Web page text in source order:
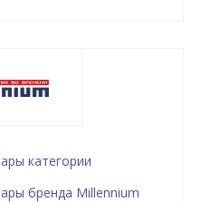
категории
бренда Millennium